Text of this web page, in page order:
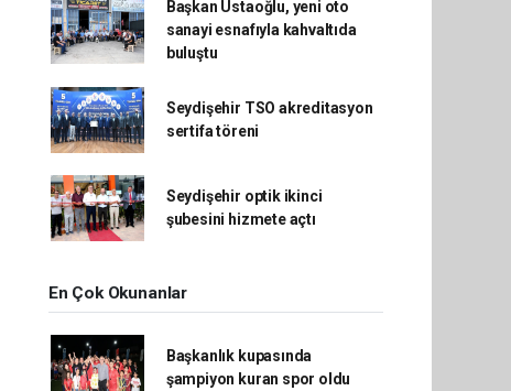
Başkan Ustaoğlu, yeni oto
sanayi esnafıyla kahvaltıda
buluştu
Seydişehir TSO akreditasyon
sertifa töreni
Seydişehir optik ikinci
şubesini hizmete açtı
En Çok Okunanlar
Başkanlık kupasında
şampiyon kuran spor oldu